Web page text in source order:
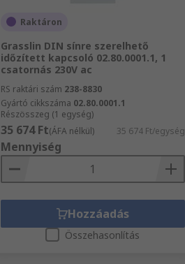
Raktáron
Grasslin DIN sínre szerelhető
időzített kapcsoló 02.80.0001.1, 1
csatornás 230V ac
RS raktári szám 238-8830
Gyártó cikkszáma 02.80.0001.1
Részösszeg (1 egység)
35 674 Ft(ÁFA nélkül) 35 674 Ft/egység
Mennyiség
Hozzáadás
Összehasonlítás